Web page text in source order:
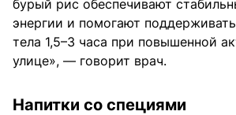
бурый рис обеспечивают
энергии и помогают
тела 1,5–3 часа при повышенной
улице», — говорит врач.
Напитки со специями